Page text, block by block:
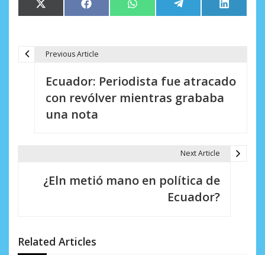
Compartir
en
X
(Twitter)
Compartir
en
Facebook Compartir
en
WhatsApp Compartir
en
Telegram
en
LinkedIn
ó
Previous Article
Ecuador: Periodista fue atracado
con revólver mientras grababa
una nota
Next Article
¿Eln metió mano en política de
Ecuador?
Related Articles